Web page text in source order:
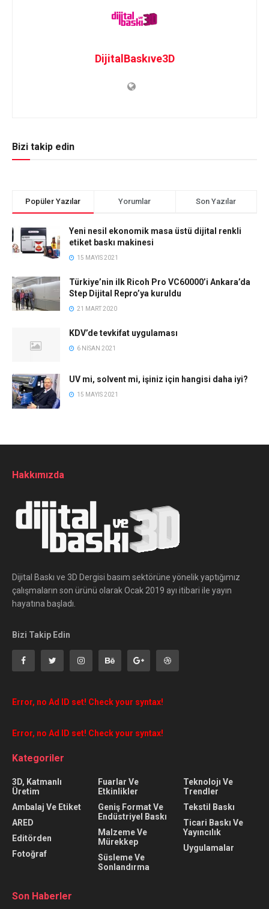
DijitalBaskıve3D
Bizi takip edin
Popüler Yazılar Yorumlar Son Yazılar
Yeni nesil ekonomik masa üstü dijital renkli
etiket baskı makinesi
15 MAYIS 2021
Türkiye’nin ilk Ricoh Pro VC60000’i Ankara’da
Step Dijital Repro’ya kuruldu
21 MART 2020
KDV’de tevkifat uygulaması
6 NISAN 2021
UV mi, solvent mi, işiniz için hangisi daha iyi?
15 MAYIS 2021
Hakkımızda
Dijital Baskı ve 3D Dergisi basım sektörüne yönelik yaptığımız
çalışmaların son ürünü olarak Ocak 2019 ayı itibari ile yayın
hayatına başladı.
Bizi Takip Edin
Error, no Ad ID set! Check your syntax!
Error, no Ad ID set! Check your syntax!
Kategoriler
3D, Katmanlı
Üretim
Ambalaj Ve Etiket
ARED
Editörden
Fotoğraf
Fuarlar Ve
Etkinlikler
Geniş Format Ve
Endüstriyel Baskı
Malzeme Ve
Mürekkep
Süsleme Ve
Sonlandırma
Teknolojı Ve
Trendler
Tekstil Baskı
Ticari Baskı Ve
Yayıncılık
Uygulamalar
Son Haberler